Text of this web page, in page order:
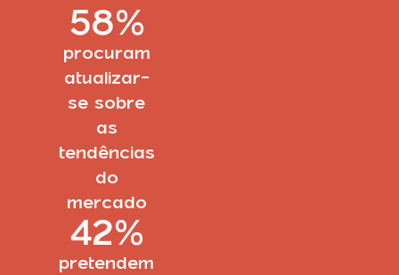
procuram
atualizar-
se sobre
as
tendências
do
mercado
58%
pretendem
42%